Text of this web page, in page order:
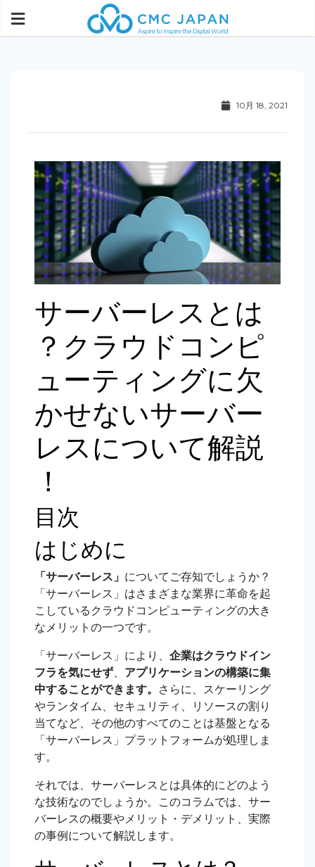
10月 18, 2021
サーバーレスとは
？クラウドコンピ
ューティングに欠
かせないサーバー
レスについて解説
！
目次
はじめに
「サーバーレス」 についてご存知でしょうか？
「サーバーレス」はさまざまな業界に革命を起
こしているクラウドコンピューティングの大き
なメリットの一つです。
「サーバーレス」により、 企業はクラウドイン
フラを気にせず、 アプリケーションの構築に集
中することができます。
さらに、スケーリング
やランタイム、セキュリティ、リソースの割り
当てなど、その他のすべてのことは基盤となる
「サーバーレス」プラットフォームが処理しま
す。
それでは、サーバーレスとは具体的にどのよう
な技術なのでしょうか。このコラムでは、サー
バーレスの概要やメリット・デメリット、実際
の事例について解説します。